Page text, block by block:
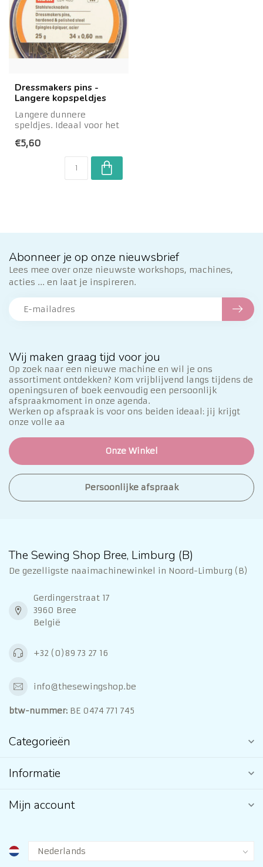
Dressmakers pins -
Langere kopspeldjes
Langere dunnere
speldjes. Ideaal voor het
stoffen en mee...
€5,60
Wij maken graag tijd voor jou
Op zoek naar een nieuwe machine en wil je ons
assortiment ontdekken? Kom vrijblijvend langs tijdens de
openingsuren of boek eenvoudig een persoonlijk
afspraakmoment in onze agenda.
Werken op afspraak is voor ons beiden ideaal: jij krijgt
onze volle aa
Onze Winkel
Persoonlijke afspraak
Abonneer je op onze nieuwsbrief
Lees mee over onze nieuwste workshops, machines,
acties ... en laat je inspireren.
The Sewing Shop Bree, Limburg (B)
De gezelligste naaimachinewinkel in Noord-Limburg (B)
Gerdingerstraat 17
3960 Bree
België
+32 (0)89 73 27 16
info@thesewingshop.be
btw-nummer: BE 0474 771 745
Categorieën
Informatie
Mijn account